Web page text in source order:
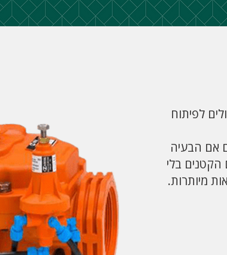
לפיתוח
אם הבעיה
בלי
מיותרות.